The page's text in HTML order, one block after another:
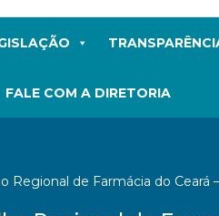
FALE COM A DIRETORIA
Regional de Farmácia do Ceará